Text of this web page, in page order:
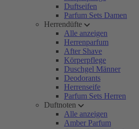
Duftseifen
Parfum Sets Damen
Herrendüfte
Alle anzeigen
Herrenparfum
After Shave
Körperpflege
Duschgel Männer
Deodorants
Herrenseife
Parfum Sets Herren
Duftnoten
Alle anzeigen
Amber Parfum